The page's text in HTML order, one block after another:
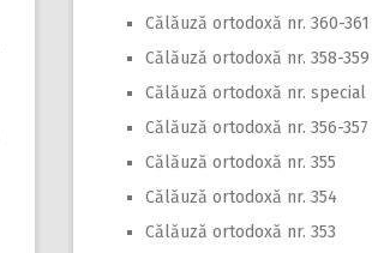
Călăuză ortodoxă nr. 360-361
Călăuză ortodoxă nr. 358-359
Călăuză ortodoxă nr. special
Călăuză ortodoxă nr. 356-357
Călăuză ortodoxă nr. 355
Călăuză ortodoxă nr. 354
Călăuză ortodoxă nr. 353